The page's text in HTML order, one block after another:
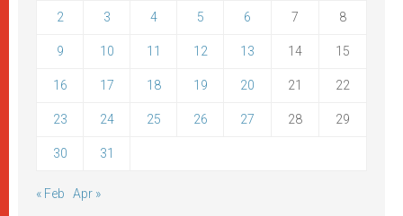
2 3 4 5 6 7 8
9 10 11 12 13 14 15
16 17 18 19 20 21 22
23 24 25 26 27 28 29
30 31
« Feb Apr »